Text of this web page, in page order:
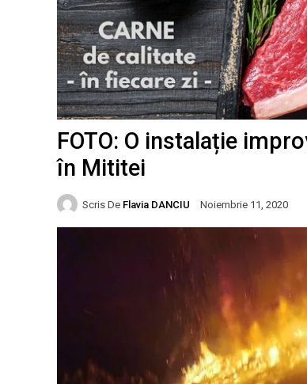
FOTO: O instalație
în Mititei
Scris De Flavia DANCIU Noiembrie 11, 2020